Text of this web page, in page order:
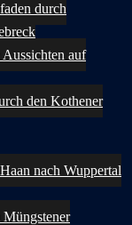
durch
auf
den Kothener
nach Wuppertal